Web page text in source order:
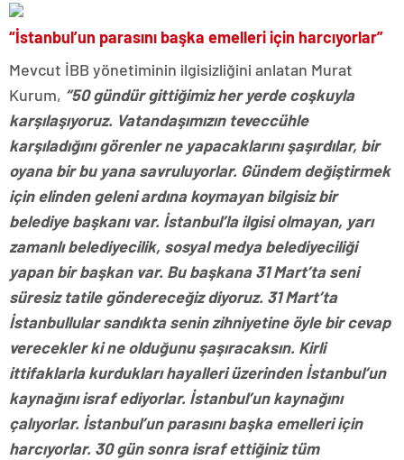
“İstanbul’un parasını başka emelleri için harcıyorlar”
Mevcut İBB yönetiminin ilgisizliğini anlatan Murat
Kurum, “50 gündür gittiğimiz her yerde coşkuyla
karşılaşıyoruz. Vatandaşımızın teveccühle
karşıladığını görenler ne yapacaklarını şaşırdılar, bir
oyana bir bu yana savruluyorlar. Gündem değiştirmek
için elinden geleni ardına koymayan bilgisiz bir
belediye başkanı var. İstanbul’la ilgisi olmayan, yarı
zamanlı belediyecilik, sosyal medya belediyeciliği
yapan bir başkan var. Bu başkana 31 Mart’ta seni
süresiz tatile göndereceğiz diyoruz. 31 Mart’ta
İstanbullular sandıkta senin zihniyetine öyle bir cevap
verecekler ki ne olduğunu şaşıracaksın. Kirli
ittifaklarla kurdukları hayalleri üzerinden İstanbul’un
kaynağını israf ediyorlar. İstanbul’un kaynağını
çalıyorlar. İstanbul’un parasını başka emelleri için
harcıyorlar. 30 gün sonra israf ettiğiniz tüm